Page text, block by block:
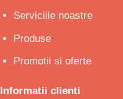
Serviciile noastre
Produse
Promotii si oferte
Informatii clienti